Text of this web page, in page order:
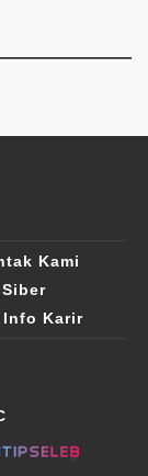
Kami
Info Karir